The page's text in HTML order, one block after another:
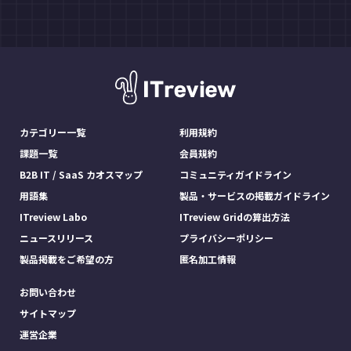
カテゴリー一覧
課題一覧
B2B IT / SaaS カオスマップ
用語集
ITreview Labo
ニュースリリース
製品掲載をご希望の方
利用規約
会員規約
コミュニティガイドライン
製品・サービスの掲載ガイドライン
ITreview Gridの算出方法
プライバシーポリシー
匿名加工情報
お問い合わせ
サイトマップ
運営企業